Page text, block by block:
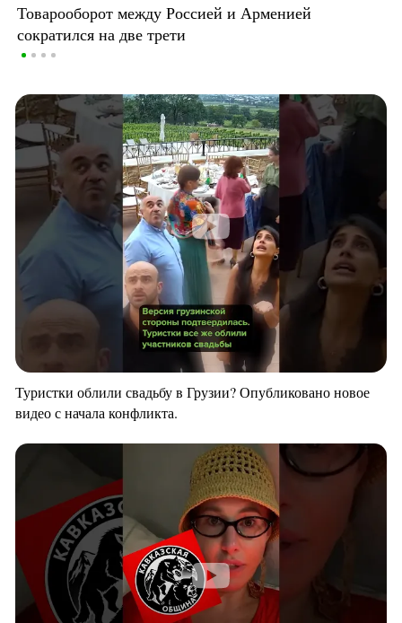
Товарооборот между Россией и Арменией
сократился на две трети
Туристки облили свадьбу в Грузии? Опубликовано новое
видео с начала конфликта.